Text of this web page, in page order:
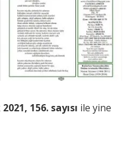
156. sayısı ile yine